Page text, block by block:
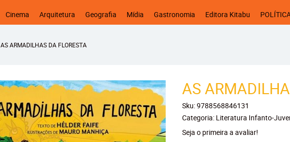
Cinema Arquitetura Geografia Mídia Gastronomia Editora Kitabu
AS ARMADILHAS DA FLORESTA
AS
Sku:9788568846131
Categoria: Literatura Infanto-
Seja o primeira a avaliar!